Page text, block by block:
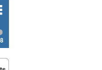
FIORELLI